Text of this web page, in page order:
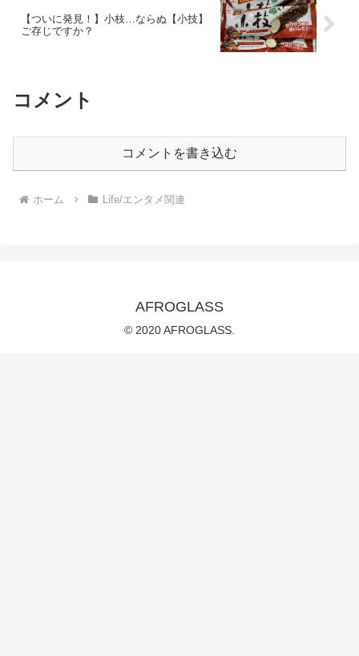
【ついに発見！】小枝…ならぬ【小技】
ご存じですか？
コメント
コメントを書き込む
ホーム Life/エンタメ関連
AFROGLASS
© 2020 AFROGLASS.